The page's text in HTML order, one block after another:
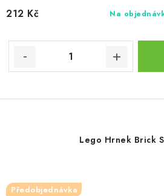
Na
212 Kč
Lego Hrnek Brick
Předobjednávka